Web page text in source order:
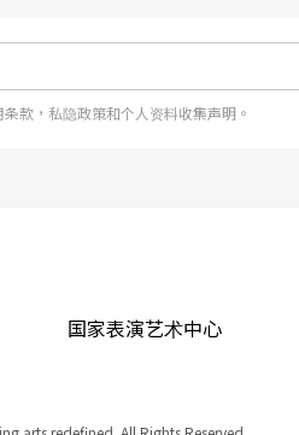
款，私隐政策和个人资料收集声明。
国家表演艺术中心